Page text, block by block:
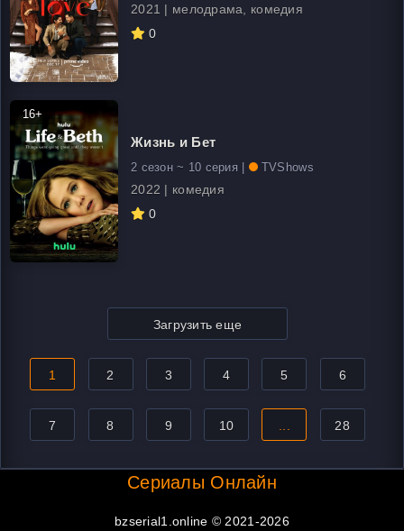
2021 | мелодрама, комедия
0
16+
Жизнь и Бет
2 сезон ~ 10 серия | TVShows
2022 | комедия
0
Загрузить еще
1 2 3 4 5 6
7 8 9 10 28
Сериалы Онлайн
bzserial1.online © 2021-2026